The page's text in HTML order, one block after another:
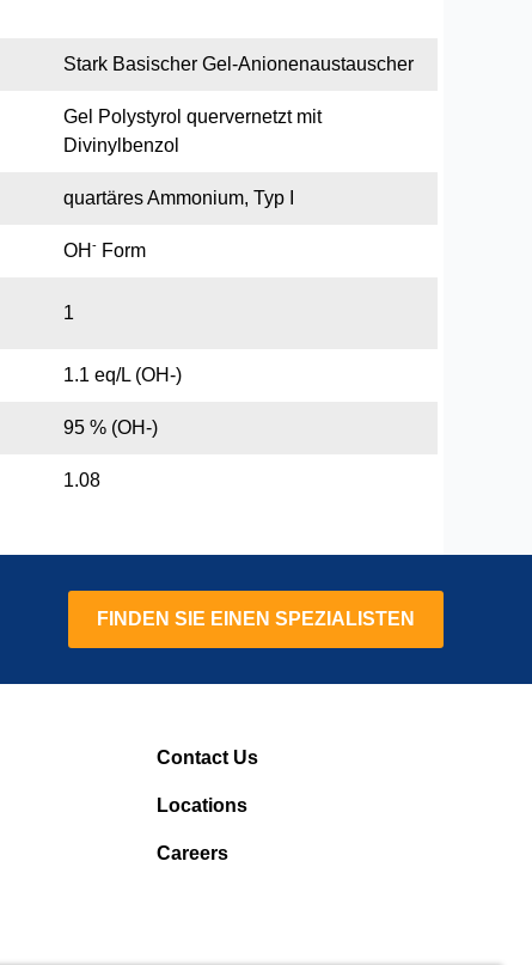
Stark Basischer Gel-Anionenaustauscher
Gel Polystyrol quervernetzt mit
Divinylbenzol
quartäres Ammonium, Typ I
OH -Form
1
1.1 eq/L (OH-)
95 % (OH-)
1.08
FINDEN SIE EINEN SPEZIALISTEN
Contact Us
Locations
Careers